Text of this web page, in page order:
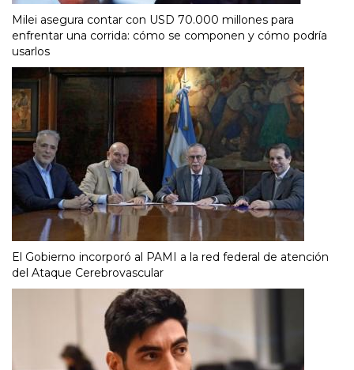
Milei asegura contar con USD 70.000 millones para
enfrentar una corrida: cómo se componen y cómo podría
usarlos
El Gobierno incorporó al PAMI a la red federal de atención
del Ataque Cerebrovascular